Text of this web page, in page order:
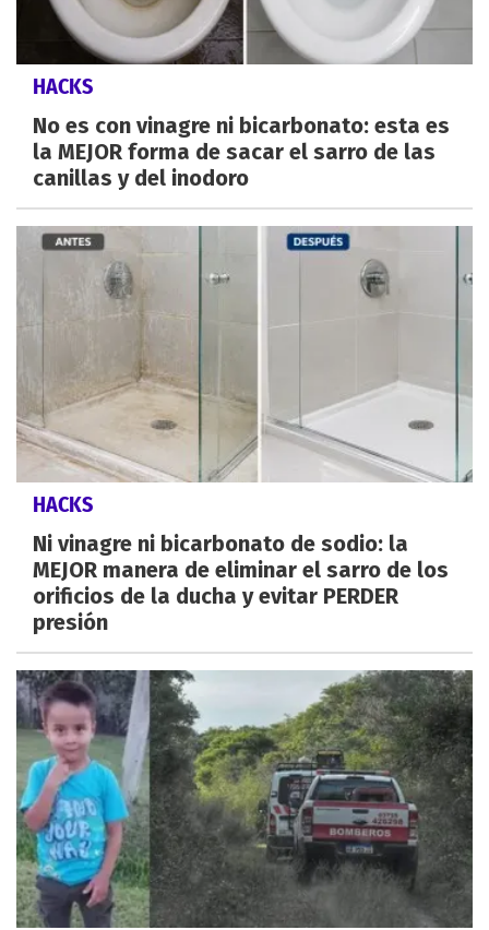
HACKS
No es con vinagre ni bicarbonato: esta es
la MEJOR forma de sacar el sarro de las
canillas y del inodoro
HACKS
Ni vinagre ni bicarbonato de sodio: la
MEJOR manera de eliminar el sarro de los
orificios de la ducha y evitar PERDER
presión